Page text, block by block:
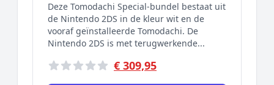
Deze Tomodachi Special-bundel bestaat uit
de Nintendo 2DS in de kleur wit en de
vooraf geïnstalleerde Tomodachi. De
Nintendo 2DS is met terugwerkende...
€ 309,95